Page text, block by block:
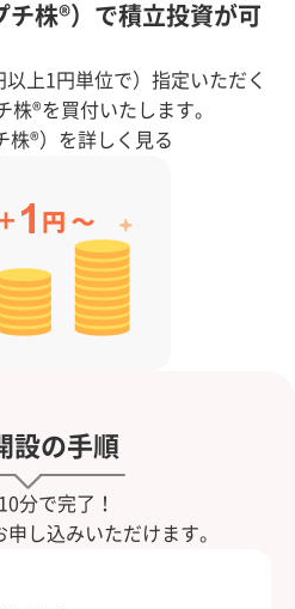
チ株®）で積立投資が可
上1円単位で）指定いただく
株®を買付いたします。
株®）を詳しく見る
設の手順
分で完了！
し込みいただけます。